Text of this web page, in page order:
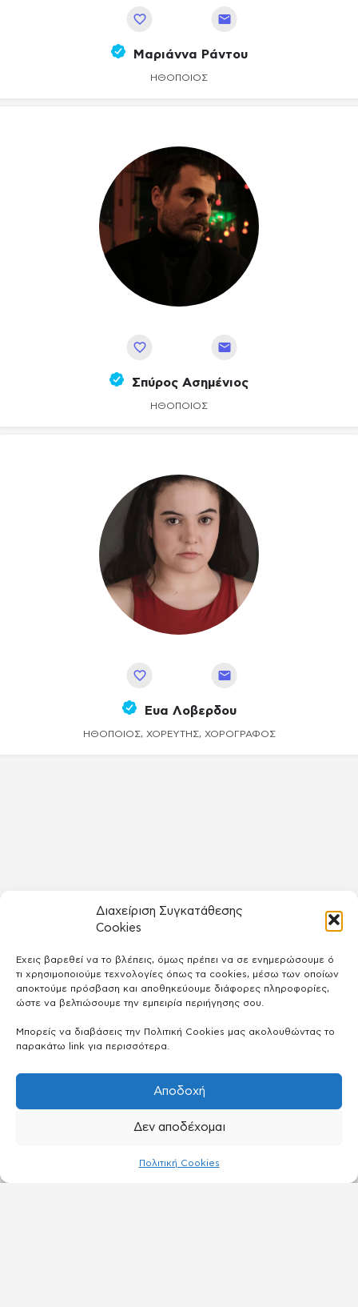
Διαχείριση Συγκατάθεσης
Cookies
Έχεις βαρεθεί να το βλέπεις, όμως πρέπει να σε ενημερώσουμε ό
τι χρησιμοποιούμε τεχνολογίες όπως τα cookies, μέσω των οποίων
αποκτούμε πρόσβαση και αποθηκεύουμε διάφορες πληροφορίες,
ώστε να βελτιώσουμε την εμπειρία περιήγησης σου.
Μπορείς να διαβάσεις την Πολιτική Cookies μας ακολουθώντας το
παρακάτω link για περισσότερα.
Αποδοχή
Δεν αποδέχομαι
Πολιτική Cookies
Μαριάννα Ράντου
ΗΘΟΠΟΙΌΣ
Σπύρος Ασημένιος
ΗΘΟΠΟΙΌΣ
Ευα Λοβερδου
ΗΘΟΠΟΙΌΣ, ΧΟΡΕΥΤΉΣ, ΧΟΡΟΓΡΆΦΟΣ
Αποθήκευση